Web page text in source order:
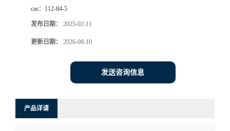
cas： 112-84-5
发布日期： 2025-02-11
更新日期： 2026-08-10
发送咨询信息
产品详请